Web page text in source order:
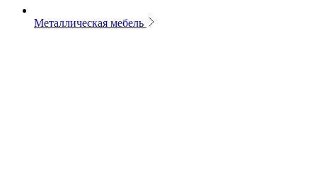
Металлическая мебель